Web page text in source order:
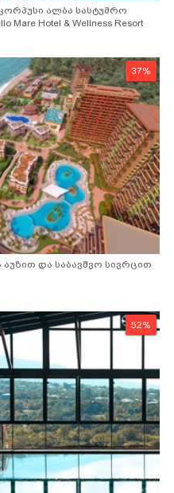
ალბა სასტუმრო
Mare Hotel & Wellness Resort
37%
აუზით და საბავშვო სივრცით
52%